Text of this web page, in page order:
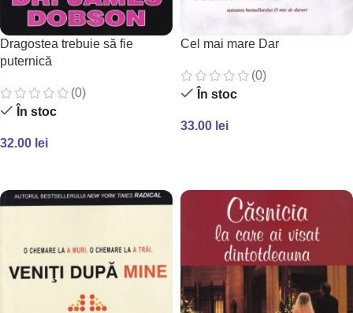
Dragostea trebuie să fie
puternică
(0)
În stoc
32.00 lei
Cel mai mare Dar
(0)
În stoc
33.00 lei